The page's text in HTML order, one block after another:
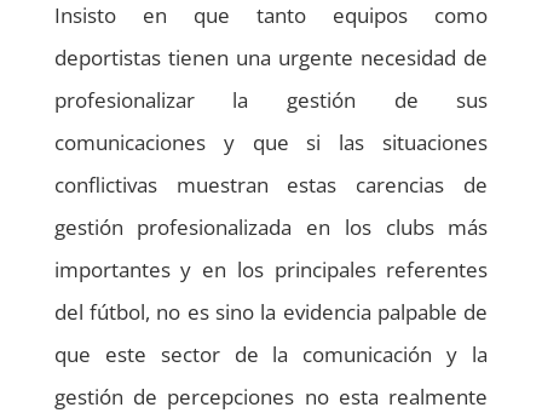
Insisto en que tanto equipos como
deportistas tienen una urgente necesidad de
profesionalizar la gestión de sus
comunicaciones y que si las situaciones
conflictivas muestran estas carencias de
gestión profesionalizada en los clubs más
importantes y en los principales referentes
del fútbol, no es sino la evidencia palpable de
que este sector de la comunicación y la
gestión de percepciones no esta realmente